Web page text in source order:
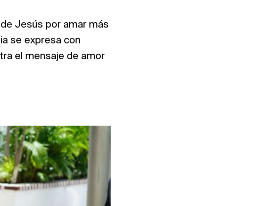
Jesús por amar más
se expresa con
el mensaje de amor